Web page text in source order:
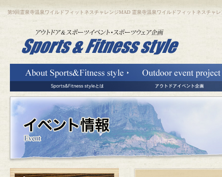
第9回霊泉寺温泉ワイルドフィットネスチャレンジMAD 霊泉寺温泉ワイルドフィットネスチャ